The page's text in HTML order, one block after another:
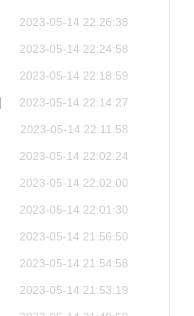
2023-05-14 22:26:38
2023-05-14 22:24:58
2023-05-14 22:18:59
2023-05-14 22:14:27
2023-05-14 22:11:58
2023-05-14 22:02:24
2023-05-14 22:02:00
2023-05-14 22:01:30
2023-05-14 21:56:50
2023-05-14 21:54:58
2023-05-14 21:53:19